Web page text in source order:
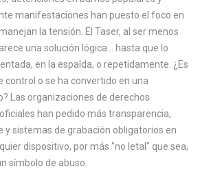
manifestaciones han puesto el foco en
la tensión. El Taser, al ser menos
una solución lógica… hasta que lo
en la espalda, o repetidamente. ¿Es
control o se ha convertido en una
Las organizaciones de derechos
han pedido más transparencia,
y sistemas de grabación obligatorios en
dispositivo, por más "no letal" que sea,
símbolo de abuso.